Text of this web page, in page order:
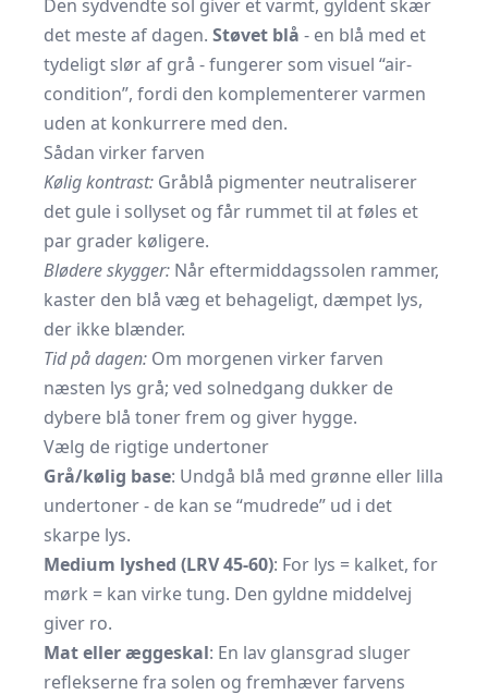
Den sydvendte sol giver et varmt, gyldent skær
det meste af dagen. Støvet blå - en blå med et
tydeligt slør af grå - fungerer som visuel “air-
condition”, fordi den komplementerer varmen
uden at konkurrere med den.
Sådan virker farven
Kølig kontrast: Gråblå pigmenter neutraliserer
det gule i sollyset og får rummet til at føles et
par grader køligere.
Blødere skygger: Når eftermiddagssolen rammer,
kaster den blå væg et behageligt, dæmpet lys,
der ikke blænder.
Tid på dagen: Om morgenen virker farven
næsten lys grå; ved solnedgang dukker de
dybere blå toner frem og giver hygge.
Vælg de rigtige undertoner
Grå/kølig base: Undgå blå med grønne eller lilla
undertoner - de kan se “mudrede” ud i det
skarpe lys.
Medium lyshed (LRV 45-60): For lys = kalket, for
mørk = kan virke tung. Den gyldne middelvej
giver ro.
Mat eller æggeskal: En lav glansgrad sluger
reflekserne fra solen og fremhæver farvens